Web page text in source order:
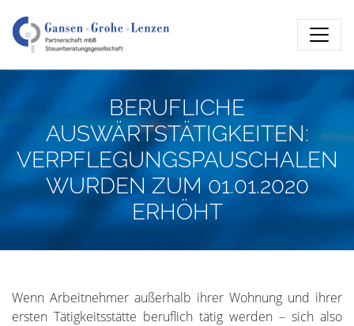
BERUFLICHE
AUSWÄRTSTÄTIGKEITEN:
VERPFLEGUNGSPAUSCHALEN
WURDEN ZUM 01.01.2020
ERHÖHT
Wenn Arbeitnehmer außerhalb ihrer Wohnung und ihrer
ersten Tätigkeitsstätte beruflich tätig werden – sich also